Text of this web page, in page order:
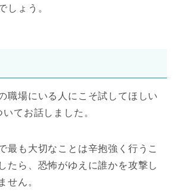
しょう。
職場にいる人にこそ試してほしい
いてお話しました。
最も大切なことは辛抱強く行うこ
たら、恐怖がゆえに誰かを攻撃し
せん。